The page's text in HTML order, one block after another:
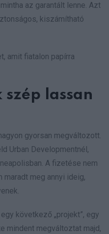
az garantált lenne. Azt
kiszámítható
amit fiatalon papírra
lassan
gyorsan megváltozott.
Urban Developmentnél,
A fizetése nem
meg annyi ideig,
következő „projekt”, egy
mindent megváltoztat majd,